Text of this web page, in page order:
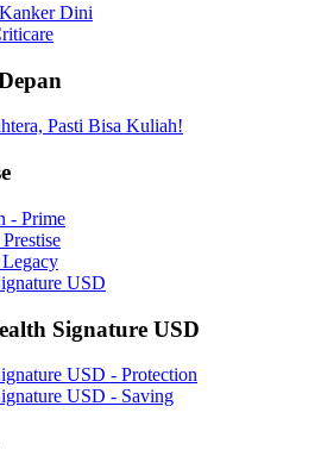
Dini
Pasti Bisa Kuliah!
- Prime
USD
Signature USD
USD - Protection
USD - Saving